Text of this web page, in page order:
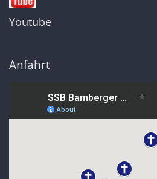
Youtube
Anfahrt